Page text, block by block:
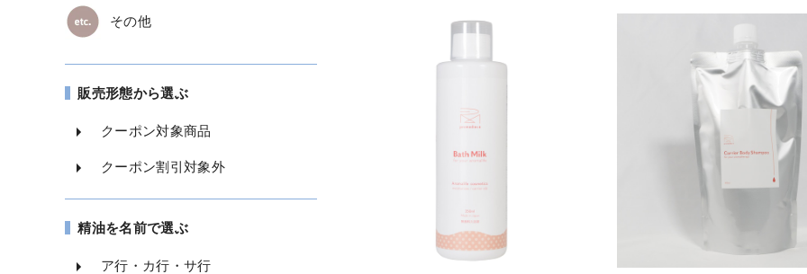
その他
販売形態から選ぶ
クーポン対象商品
クーポン割引対象外
精油を名前で選ぶ
ア行・カ行・サ行